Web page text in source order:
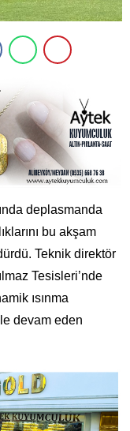
deplasmanda
bu akşam
Teknik direktör
Tesisleri’nde
ısınma
devam eden